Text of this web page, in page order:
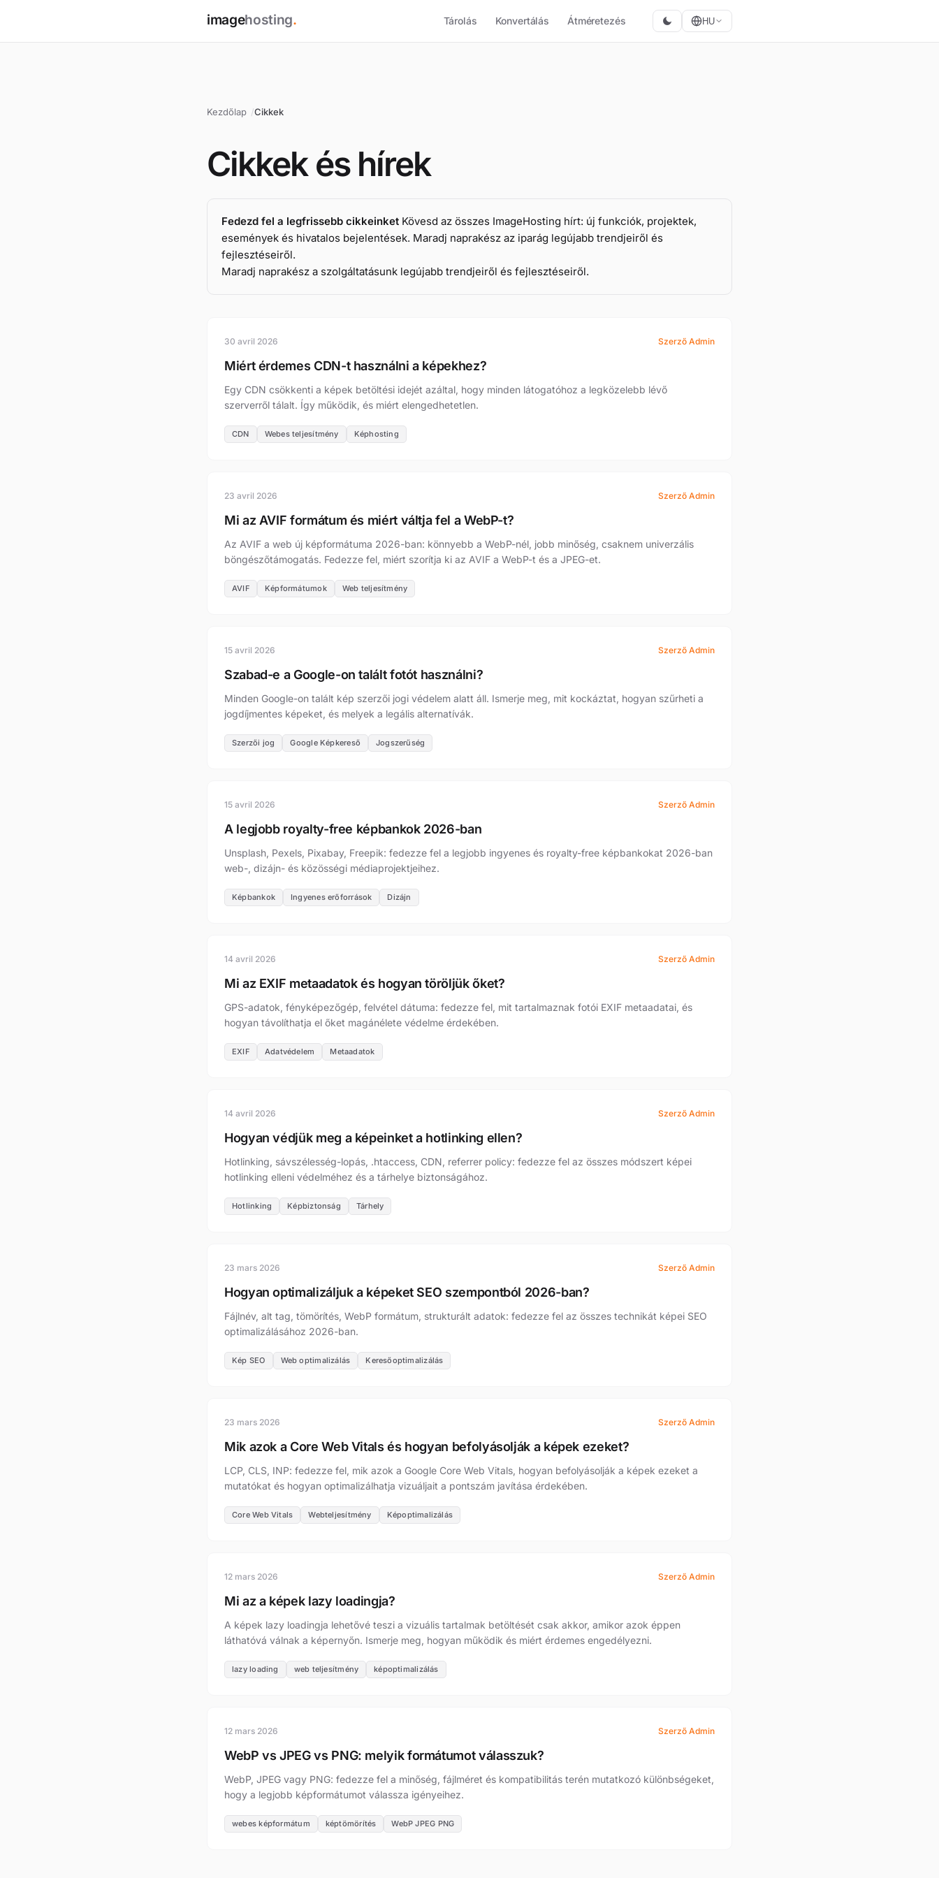
imagehosting. Tárolás Konvertálás Átméretezés HU
Kezdőlap Cikkek
Cikkek és hírek
Fedezd fel a legfrissebb cikkeinket Kövesd az összes ImageHosting hírt: új funkciók, projektek,
események és hivatalos bejelentések. Maradj naprakész az iparág legújabb trendjeiről és
fejlesztéseiről.
Maradj naprakész a szolgáltatásunk legújabb trendjeiről és fejlesztéseiről.
30 avril 2026 Szerző Admin
Miért érdemes CDN-t használni a képekhez?
Egy CDN csökkenti a képek betöltési idejét azáltal, hogy minden látogatóhoz a legközelebb lévő
szerverről tálalt. Így működik, és miért elengedhetetlen.
CDN Webes teljesítmény Képhosting
23 avril 2026 Szerző Admin
Mi az AVIF formátum és miért váltja fel a WebP-t?
Az AVIF a web új képformátuma 2026-ban: könnyebb a WebP-nél, jobb minőség, csaknem univerzális
böngészőtámogatás. Fedezze fel, miért szorítja ki az AVIF a WebP-t és a JPEG-et.
AVIF Képformátumok Web teljesítmény
15 avril 2026 Szerző Admin
Szabad-e a Google-on talált fotót használni?
Minden Google-on talált kép szerzői jogi védelem alatt áll. Ismerje meg, mit kockáztat, hogyan szűrheti a
jogdíjmentes képeket, és melyek a legális alternatívák.
Szerzői jog Google Képkereső Jogszerűség
15 avril 2026 Szerző Admin
A legjobb royalty-free képbankok 2026-ban
Unsplash, Pexels, Pixabay, Freepik: fedezze fel a legjobb ingyenes és royalty-free képbankokat 2026-ban
web-, dizájn- és közösségi médiaprojektjeihez.
Képbankok Ingyenes erőforrások Dizájn
14 avril 2026 Szerző Admin
Mi az EXIF metaadatok és hogyan töröljük őket?
GPS-adatok, fényképezőgép, felvétel dátuma: fedezze fel, mit tartalmaznak fotói EXIF metaadatai, és
hogyan távolíthatja el őket magánélete védelme érdekében.
EXIF Adatvédelem Metaadatok
14 avril 2026 Szerző Admin
Hogyan védjük meg a képeinket a hotlinking ellen?
Hotlinking, sávszélesség-lopás, .htaccess, CDN, referrer policy: fedezze fel az összes módszert képei
hotlinking elleni védelméhez és a tárhelye biztonságához.
Hotlinking Képbiztonság Tárhely
23 mars 2026 Szerző Admin
Hogyan optimalizáljuk a képeket SEO szempontból 2026-ban?
Fájlnév, alt tag, tömörítés, WebP formátum, strukturált adatok: fedezze fel az összes technikát képei SEO
optimalizálásához 2026-ban.
Kép SEO Web optimalizálás Keresőoptimalizálás
23 mars 2026 Szerző Admin
Mik azok a Core Web Vitals és hogyan befolyásolják a képek ezeket?
LCP, CLS, INP: fedezze fel, mik azok a Google Core Web Vitals, hogyan befolyásolják a képek ezeket a
mutatókat és hogyan optimalizálhatja vizuáljait a pontszám javítása érdekében.
Core Web Vitals Webteljesítmény Képoptimalizálás
12 mars 2026 Szerző Admin
Mi az a képek lazy loadingja?
A képek lazy loadingja lehetővé teszi a vizuális tartalmak betöltését csak akkor, amikor azok éppen
láthatóvá válnak a képernyőn. Ismerje meg, hogyan működik és miért érdemes engedélyezni.
lazy loading web teljesítmény képoptimalizálás
12 mars 2026 Szerző Admin
WebP vs JPEG vs PNG: melyik formátumot válasszuk?
WebP, JPEG vagy PNG: fedezze fel a minőség, fájlméret és kompatibilitás terén mutatkozó különbségeket,
hogy a legjobb képformátumot válassza igényeihez.
webes képformátum képtömörítés WebP JPEG PNG